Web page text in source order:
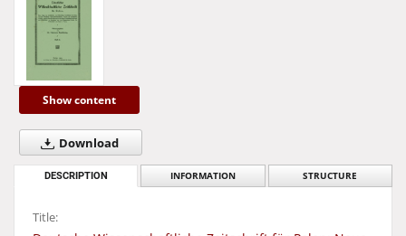
Show content
Download
DESCRIPTION INFORMATION STRUCTURE
Title: